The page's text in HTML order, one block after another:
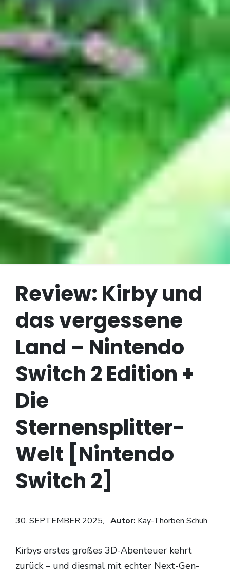
Review: Kirby und
das vergessene
Land – Nintendo
Switch 2 Edition +
Die
Sternensplitter-
Welt [Nintendo
Switch 2]
30. SEPTEMBER 2025, Autor: Kay-Thorben Schuh
Kirbys erstes großes 3D-Abenteuer kehrt
zurück – und diesmal mit echter Next-Gen-